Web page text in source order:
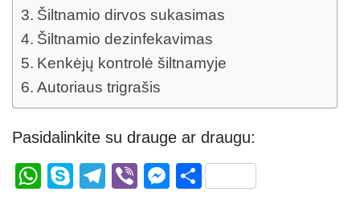
Šiltnamio dirvos sukasimas
Šiltnamio dezinfekavimas
Kenkėjų kontrolė šiltnamyje
Autoriaus trigrašis
Pasidalinkite su drauge ar draugu:
W
S
T
Vi
M S